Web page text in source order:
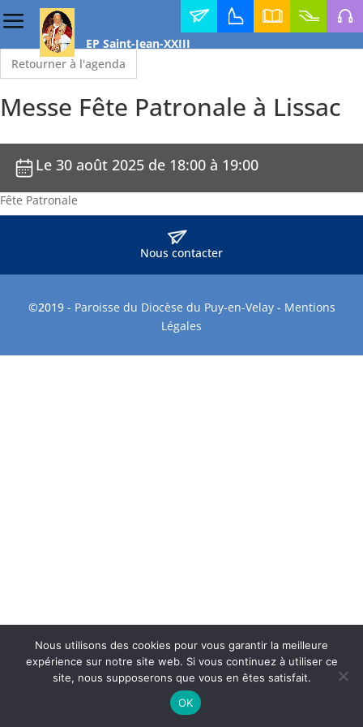
EP Saint-Jean-XXIIIContactHoraires
des
Annuaire
diocésain
Faire
un
Retourner à l'agenda
Messe Fête Patronale à Lissac
Le 30 août 2025 de 18:00 à 19:00
Fête Patronale
Nous contacter
©2019 - Paroisse du Diocèse du Puy-en-Velay- Mentions
Légales
Nous utilisons des cookies pour vous garantir la meilleure
expérience sur notre site web. Si vous continuez à utiliser ce
site, nous supposerons que vous en êtes satisfait.
OK